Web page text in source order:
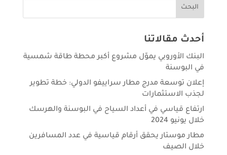
البحث
أحدث مقالاتنا
البنك الأوروبي يموّل مشروع أكبر محطة طاقة شمسية
في البوسنة
إعلان توسعة مدرج مطار سراييفو الدولي: خطة تطوير
لجذب الاستثمارات
ارتفاع قياسي في أعداد السياح في البوسنة والهرسك
خلال يونيو 2024
مطار موستار يحقق أرقام قياسية في عدد المسافرين
خلال الصيف